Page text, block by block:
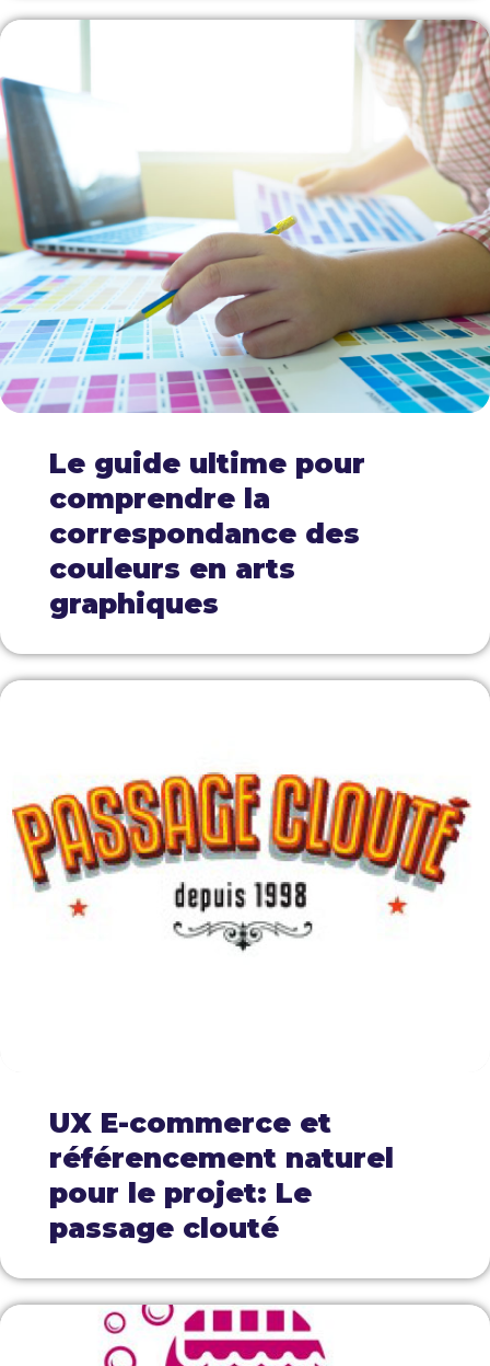
Le guide ultime pour
comprendre la
correspondance des
couleurs en arts
graphiques
UX E-commerce et
référencement naturel
pour le projet: Le
passage clouté